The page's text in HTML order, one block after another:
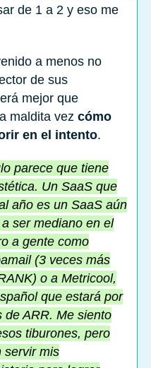
de 1 a 2 y eso me
a menos no
de sus
mejor que
maldita vezcómo
en el intento.
parece que tiene
Un SaaS que
año es un SaaS aún
ser mediano en el
a gente como
(3 veces más
o a Metricool,
que estará por
de ARR. Me siento
tiburones, pero
servir mis